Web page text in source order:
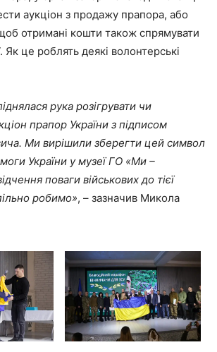
аукціон з продажу прапора, або
отримані кошти також спрямувати
це роблять деякі волонтерські
рука розігрувати чи
прапор України з підписом
Ми вирішили зберегти цей символ
України у музеї ГО «Ми –
поваги військових до тієї
робимо», – зазначив Микола